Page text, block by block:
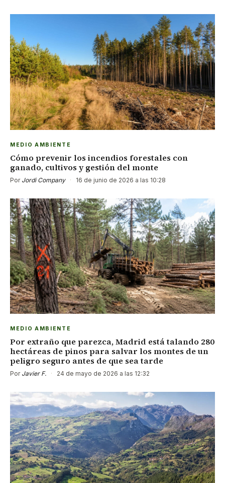
MEDIO AMBIENTE
Cómo prevenir los incendios forestales con
ganado, cultivos y gestión del monte
Por Jordi Company · 16 de junio de 2026 a las 10:28
MEDIO AMBIENTE
Por extraño que parezca, Madrid está talando 280
hectáreas de pinos para salvar los montes de un
peligro seguro antes de que sea tarde
Por Javier F. · 24 de mayo de 2026 a las 12:32